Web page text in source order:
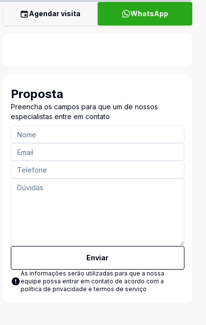
Agendar visita WhatsApp
Proposta
Preencha os campos para que um de nossos
especialistas entre em contato
Enviar
As informações serão utilizadas para que a nossa
equipe possa entrar em contato de acordo com a
política de privacidade e termos de serviço